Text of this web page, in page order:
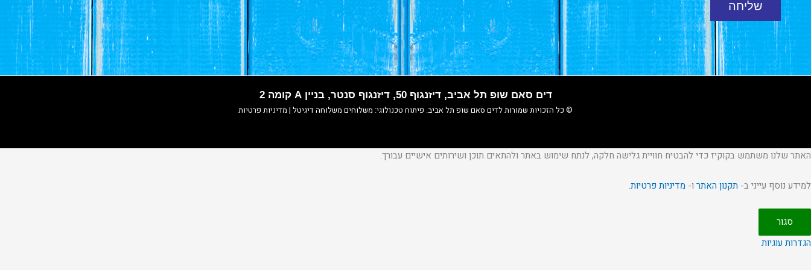
שליחה
דים סאם שופ תל אביב, דיזנגוף 50, דיזנגוף סנטר, בניין A קומה 2
© כל הזכויות שמורות לדים סאם שופ תל אביב. פיתוח טכנולוגי: משלוחים משלוחה דיגיטל | מדיניות פרטיות
האתר שלנו משתמש בקוקיז כדי להבטיח חוויית גלישה חלקה, לנתח שימוש באתר ולהתאים תוכן ושירותים אישיים עבורך.
למידע נוסף עייני ב- תקנון האתר ו- מדיניות פרטיות.
סגור
הגדרות עוגיות